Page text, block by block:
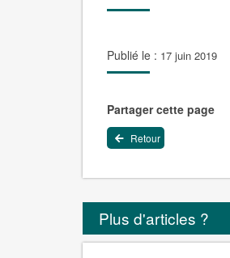
Publié le : 17 juin 2019
Partager cette page
Retour
Plus d'articles ?